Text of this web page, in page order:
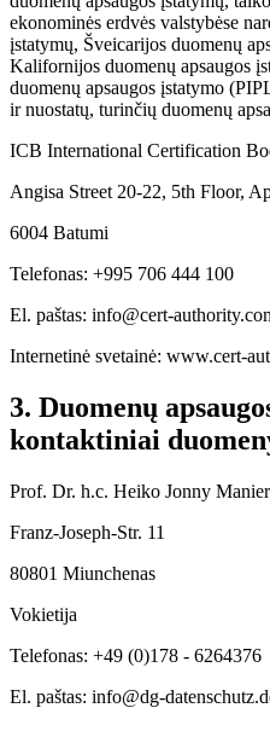
ekonominės erdvės valstybėse
įstatymų, Šveicarijos duomenų
Kalifornijos duomenų apsaugos
duomenų apsaugos įstatymo
ir nuostatų, turinčių duomenų
ICB International Certification
Angisa Street 20-22, 5th Floor,
6004 Batumi
Telefonas: +995 706 444 100
El. paštas: info@cert-
Internetinė svetainė: www.cert-
3. Duomenų
kontaktiniai
Prof. Dr. h.c. Heiko Jonny
Franz-Joseph-Str. 11
80801 Miunchenas
Vokietija
Telefonas: +49 (0)178 - 6264376
El. paštas: info@dg-